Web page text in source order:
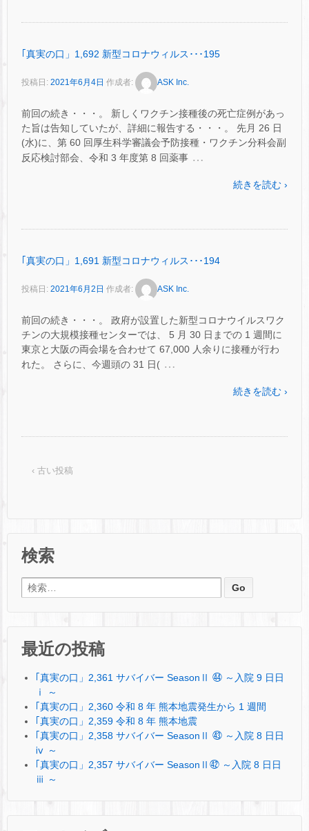
｢真実の口」1,692 新型コロナウィルス･･･195
投稿日: 2021年6月4日 作成者: ASK Inc.
前回の続き・・・。 新しくワクチン接種後の死亡症例があっ
た旨は告知していたが、詳細に報告する・・・。 先月 26 日
(水)に、第 60 回厚生科学審議会予防接種・ワクチン分科会副
反応検討部会、令和 3 年度第 8 回薬事 …
続きを読む ›
｢真実の口」1,691 新型コロナウィルス･･･194
投稿日: 2021年6月2日 作成者: ASK Inc.
前回の続き・・・。 政府が設置した新型コロナウイルスワク
チンの大規模接種センターでは、 5 月 30 日までの 1 週間に
東京と大阪の両会場を合わせて 67,000 人余りに接種が行わ
れた。 さらに、今週頭の 31 日( …
続きを読む ›
‹ 古い投稿
検索
検索:
最近の投稿
｢真実の口」2,361 サバイバー SeasonⅡ ㊹ ～入院 9 日日
ⅰ ～
｢真実の口」2,360 令和 8 年 熊本地震発生から 1 週間
｢真実の口」2,359 令和 8 年 熊本地震
｢真実の口」2,358 サバイバー SeasonⅡ ㊸ ～入院 8 日日
ⅳ ～
｢真実の口」2,357 サバイバー SeasonⅡ㊷ ～入院 8 日日
ⅲ ～